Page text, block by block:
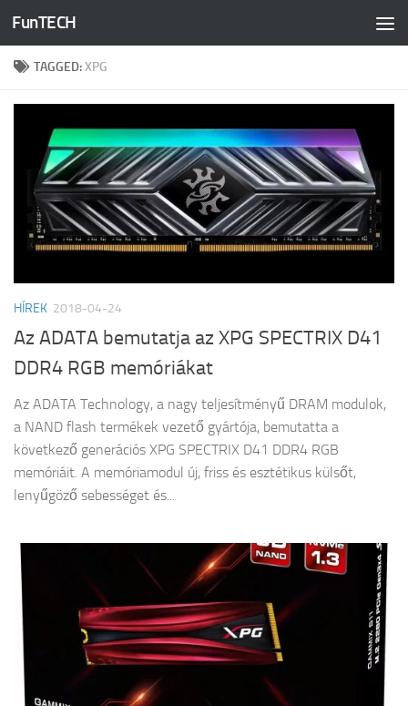
Skip to content
FunTECH
TAGGED:XPG
HÍREK 2018-04-24
Az ADATA bemutatja az XPG SPECTRIX D41
DDR4 RGB memóriákat
Az ADATA Technology, a nagy teljesítményű DRAM modulok,
a NAND flash termékek vezető gyártója, bemutatta a
következő generációs XPG SPECTRIX D41 DDR4 RGB
memóriáit. A memóriamodul új, friss és esztétikus külsőt,
lenyűgöző sebességet és...